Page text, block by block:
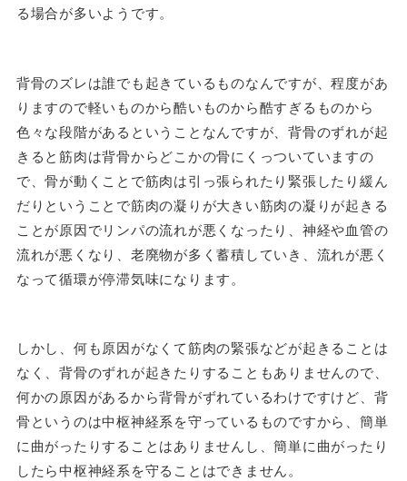
る場合が多いようです。
背骨のズレは誰でも起きているものなんですが、程度があ
りますので軽いものから酷いものから酷すぎるものから
色々な段階があるということなんですが、背骨のずれが起
きると筋肉は背骨からどこかの骨にくっついていますの
で、骨が動くことで筋肉は引っ張られたり緊張したり緩ん
だりということで筋肉の凝りが大きい筋肉の凝りが起きる
ことが原因でリンパの流れが悪くなったり、神経や血管の
流れが悪くなり、老廃物が多く蓄積していき、流れが悪く
なって循環が停滞気味になります。
しかし、何も原因がなくて筋肉の緊張などが起きることは
なく、背骨のずれが起きたりすることもありませんので、
何かの原因があるから背骨がずれているわけですけど、背
骨というのは中枢神経系を守っているものですから、簡単
に曲がったりすることはありませんし、簡単に曲がったり
したら中枢神経系を守ることはできません。